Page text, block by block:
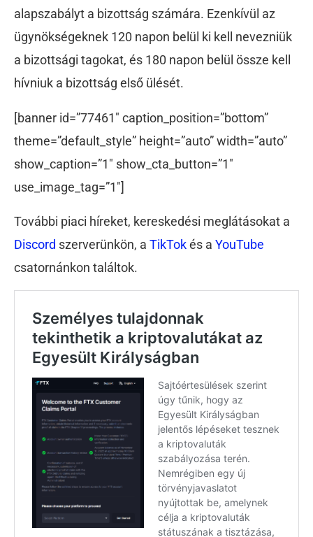
alapszabályt a bizottság számára. Ezenkívül az
ügynökségeknek 120 napon belül ki kell nevezniük
a bizottsági tagokat, és 180 napon belül össze kell
hívniuk a bizottság első ülését.
[banner id=”77461″ caption_position=”bottom”
theme=”default_style” height=”auto” width=”auto”
show_caption=”1″ show_cta_button=”1″
use_image_tag=”1″]
További piaci híreket, kereskedési meglátásokat a
Discord szerverünkön, a TikTokés a YouTube
csatornánkon találtok.